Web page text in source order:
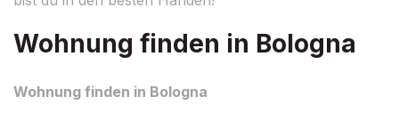
Wohnung finden in Bologna
Wohnung finden in Bologna